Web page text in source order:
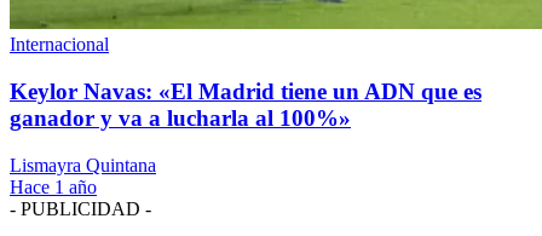
Internacional
Keylor Navas: «El Madrid tiene un ADN que es
ganador y va a lucharla al 100%»
Lismayra Quintana
Hace 1 año
- PUBLICIDAD -